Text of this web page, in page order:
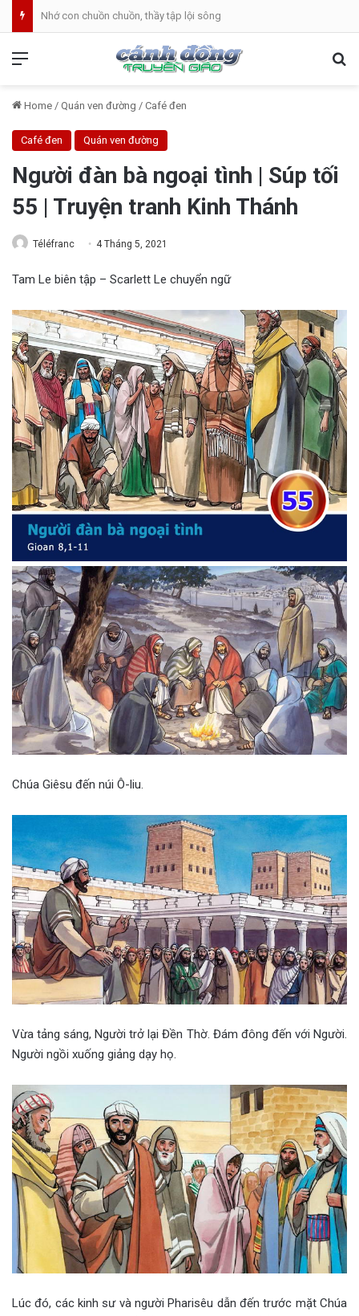
Nhớ con chuồn chuồn, thầy tập lội sông
Home / Quán ven đường / Café đen
Café đen Quán ven đường
Người đàn bà ngoại tình | Súp tối
55 | Truyện tranh Kinh Thánh
Téléfranc 4 Tháng 5, 2021
Tam Le biên tập – Scarlett Le chuyển ngữ
Chúa Giêsu đến núi Ô-liu.
Vừa tảng sáng, Người trở lại Đền Thờ. Đám đông đến với Người.
Người ngồi xuống giảng dạy họ.
Lúc đó, các kinh sư và người Pharisêu dẫn đến trước mặt Chúa